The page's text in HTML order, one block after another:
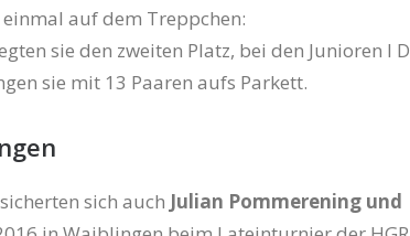
auf dem Treppchen:
sie den zweiten Platz, bei den Junioren I D
sie mit 13 Paaren aufs Parkett.
sich auch Julian Pommerening und